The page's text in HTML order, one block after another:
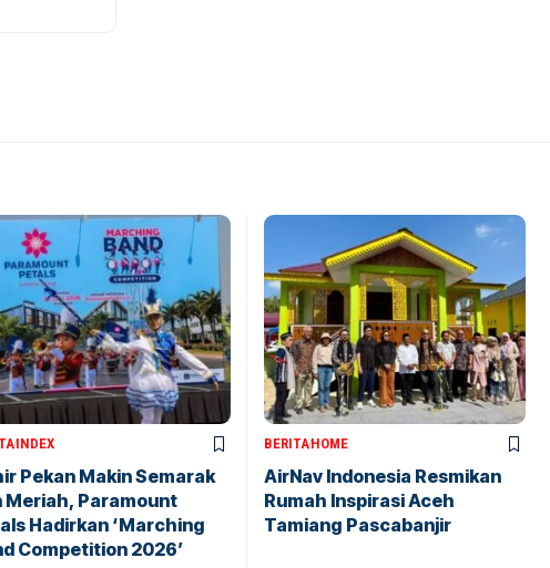
INDEX
Pekan Makin Semarak
Meriah, Paramount
Hadirkan ‘Marching
Competition 2026’
BERITAHOME
AirNav Indonesia Resmikan
Rumah Inspirasi Aceh
Tamiang Pascabanjir